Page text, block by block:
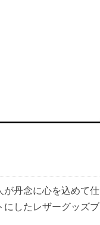
が丹念に心を込めて仕
にしたレザーグッズブ